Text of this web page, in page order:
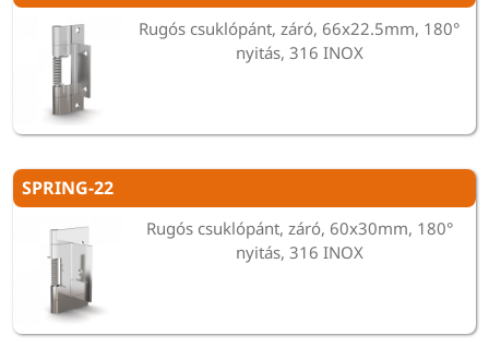
Rugós csuklópánt, záró, 66x22.5mm, 180°
nyitás, 316 INOX
SPRING-22
Rugós csuklópánt, záró, 60x30mm, 180°
nyitás, 316 INOX